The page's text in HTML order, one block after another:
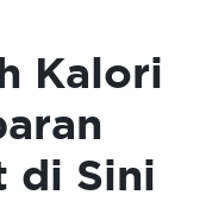
Kalori
di Sini